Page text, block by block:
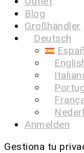
Blog
Großhändler
Deutsch
Anmelden
Gestiona tu